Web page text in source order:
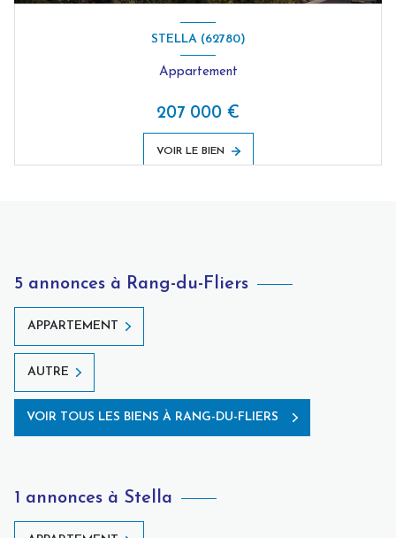
STELLA (62780)
Appartement
207 000 €
VOIR LE BIEN
5 annonces à Rang-du-Fliers
APPARTEMENT
AUTRE
VOIR TOUS LES BIENS À RANG-DU-FLIERS
1 annonces à Stella